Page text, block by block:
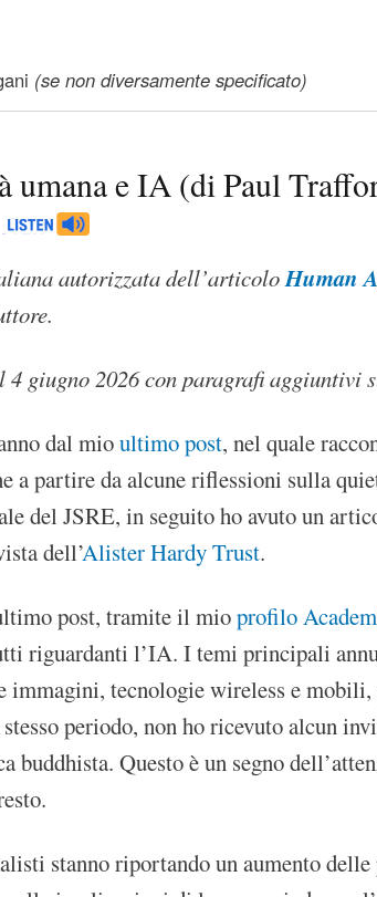
(se non diversamente specificato)
umana e IA (di Paul
autorizzata dell’articoloHuman
giugno 2026 con paragrafi aggiuntivi
dal mioultimo post, nel quale
a partire da alcune riflessioni sulla
del JSRE, in seguito ho avuto un
dell’Alister Hardy Trust.
post, tramite il mioprofilo
riguardanti l’IA. I temi principali
immagini, tecnologie wireless e
periodo, non ho ricevuto alcun
buddhista. Questo è un segno
stanno riportando un aumento